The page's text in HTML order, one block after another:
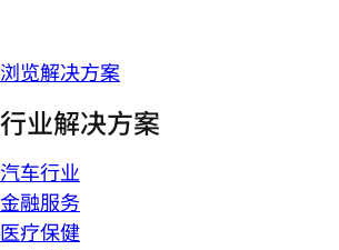
浏览解决方案
行业解决方案
汽车行业
金融服务
医疗保健